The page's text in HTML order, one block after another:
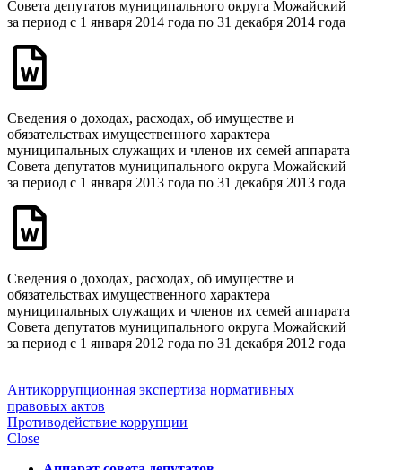
Совета депутатов муниципального округа Можайский
за период с 1 января 2014 года по 31 декабря 2014 года
Сведения о доходах, расходах, об имуществе и
обязательствах имущественного характера
муниципальных служащих и членов их семей аппарата
Совета депутатов муниципального округа Можайский
за период с 1 января 2013 года по 31 декабря 2013 года
Сведения о доходах, расходах, об имуществе и
обязательствах имущественного характера
муниципальных служащих и членов их семей аппарата
Совета депутатов муниципального округа Можайский
за период с 1 января 2012 года по 31 декабря 2012 года
Антикоррупционная экспертиза нормативных
правовых актов
Противодействие коррупции
Close